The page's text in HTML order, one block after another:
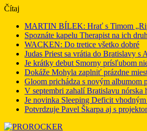
Čítaj
MARTIN BÍLEK: Hrať s Timom
Spoznáte kapelu Therapist na ich
WACKEN: Do tretice všetko dobré
Judas Priest sa vrátia do Bratislavy s
Je krátky debut Smorny prísľubom
Dokáže Mohyla zaplniť prázdne
Gloom prichádza s novým albumom
V septembri zahalí Bratislavu nórska
Je novinka Sleeping Deficit
Potvrdzuje Pavel Škarpa aj s